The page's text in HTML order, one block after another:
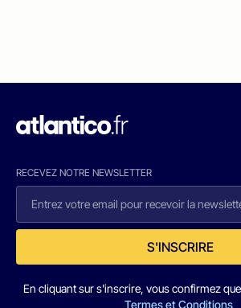
RECEVEZ NOTRE NEWSLETTER
S'INSCRIRE
En cliquant sur s'inscrire, vous confirmez
Termes et Conditions